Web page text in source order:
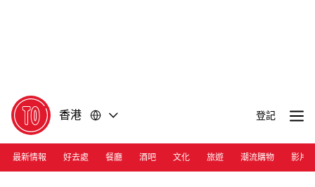
香港 登記
最新情報 好去處 餐廳 酒吧 文化 旅遊 潮流購物 影片
Photograph: Courtesy Float Co Hong Kong